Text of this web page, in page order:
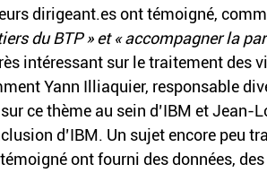
dirigeant.es ont témoigné,
du BTP » et « accompagner la
intéressant sur le traitement des
Yann Illiaquier, responsable
ce thème au sein d’IBM et Jean-
d’IBM. Un sujet encore peu
ont fourni des données,